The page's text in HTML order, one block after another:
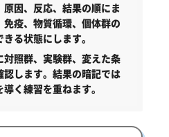
因、反応、結果の順にま
免疫、物質循環、個体群の
る状態にします。
照群、実験群、変えた条
します。結果の暗記では
く練習を重ねます。